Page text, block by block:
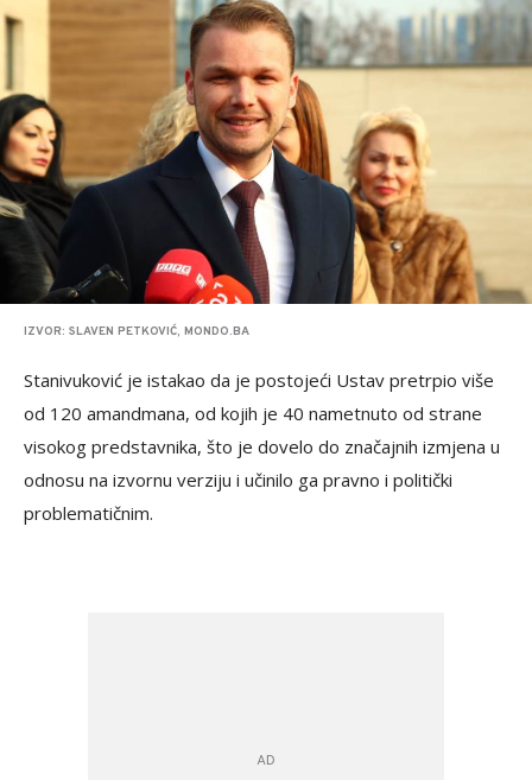
IZVOR: SLAVEN PETKOVIĆ, MONDO.BA
Stanivuković je istakao da je postojeći Ustav pretrpio više
od 120 amandmana, od kojih je 40 nametnuto od strane
visokog predstavnika, što je dovelo do značajnih izmjena u
odnosu na izvornu verziju i učinilo ga pravno i politički
problematičnim.